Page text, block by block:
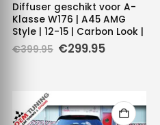
Diffuser geschikt voor A-
Klasse W176 | A45 AMG
Style | 12-15 | Carbon Look |
€399.95 Oorspronkelijke
€299.95Huidige